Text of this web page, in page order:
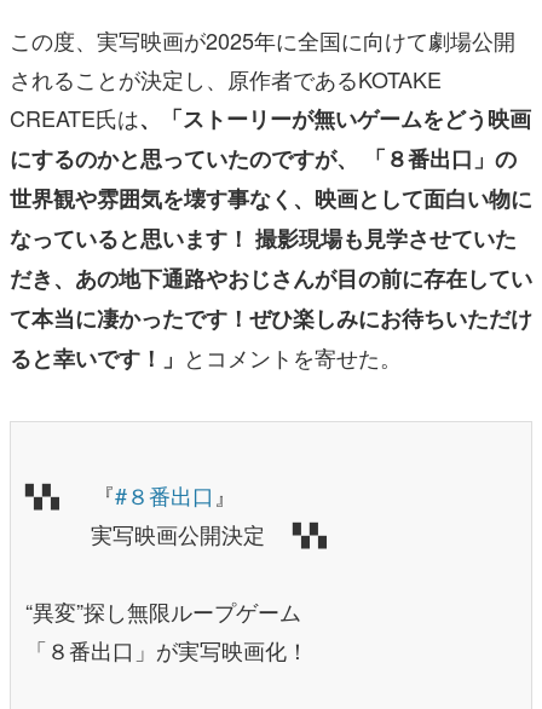
この度、実写映画が2025年に全国に向けて劇場公開
されることが決定し、原作者であるKOTAKE
CREATE氏は、「ストーリーが無いゲームをどう映画
にするのかと思っていたのですが、 「８番出口」の
世界観や雰囲気を壊す事なく、映画として面白い物に
なっていると思います！ 撮影現場も見学させていた
だき、あの地下通路やおじさんが目の前に存在してい
て本当に凄かったです！ぜひ楽しみにお待ちいただけ
ると幸いです！」 とコメントを寄せた。
▚▚ 『#８番出口 』
実写映画公開決定 ▚▚
“異変”探し無限ループゲーム
「８番出口」が実写映画化！